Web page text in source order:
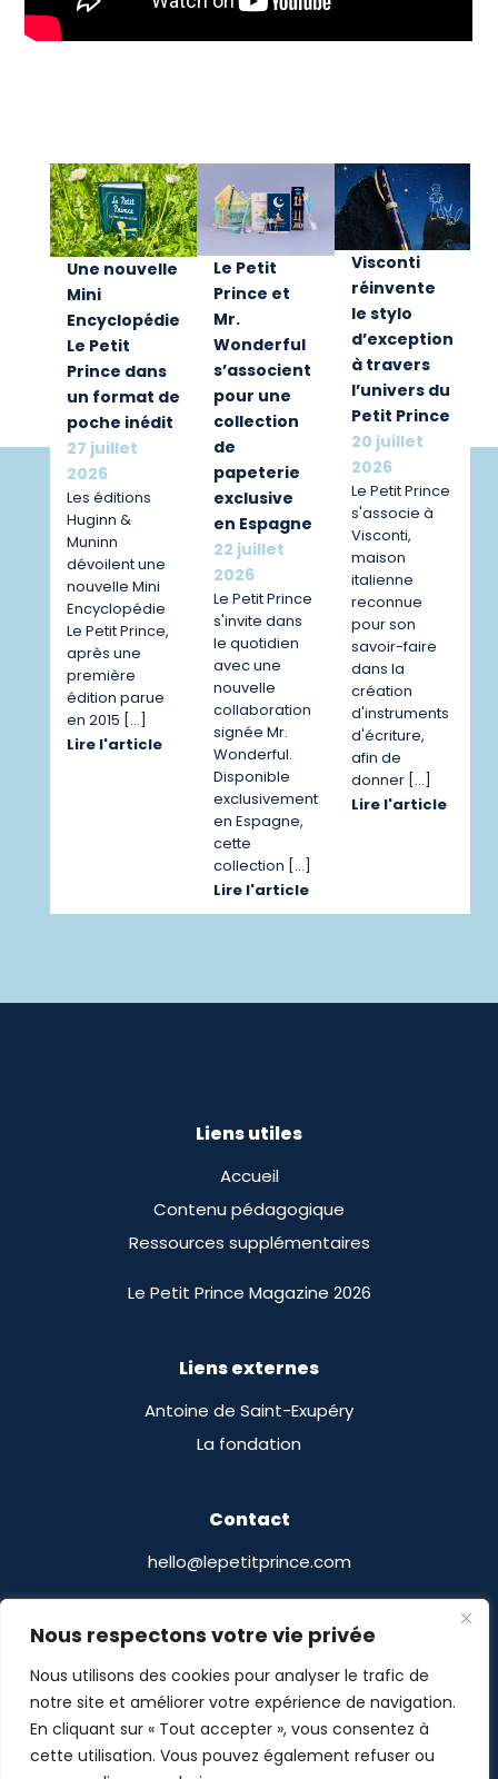
Nous respectons votre vie privée
Nous utilisons des cookies pour analyser le trafic de
notre site et améliorer votre expérience de navigation.
En cliquant sur « Tout accepter », vous consentez à
cette utilisation. Vous pouvez également refuser ou
Une nouvelle
Mini
Encyclopédie
Le Petit
Prince dans
un format de
poche inédit
27 juillet
2026
Les éditions
Huginn &
Muninn
dévoilent une
nouvelle Mini
Encyclopédie
Le Petit Prince,
après une
première
édition parue
en 2015 […]
Lire l'article
Le Petit
Prince et
Mr.
Wonderful
s’associent
pour une
collection
de
papeterie
exclusive
en Espagne
22 juillet
2026
Le Petit Prince
s'invite dans
le quotidien
avec une
nouvelle
collaboration
signée Mr.
Wonderful.
Disponible
exclusivement
en Espagne,
cette
collection […]
Lire l'article
Visconti
réinvente
le stylo
d’exception
à travers
l’univers du
Petit Prince
20 juillet
2026
Le Petit Prince
s'associe à
Visconti,
maison
italienne
reconnue
pour son
savoir-faire
dans la
création
d'instruments
d'écriture,
afin de
donner […]
Lire l'article
Liens utiles
Accueil
Contenu pédagogique
Ressources supplémentaires
Le Petit Prince Magazine 2026
Liens externes
Antoine de Saint-Exupéry
La fondation
Contact
hello@lepetitprince.com
13 Boulevard Edgar Quinet
75014 Paris, France